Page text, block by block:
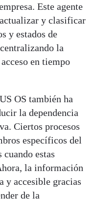
Este agente
y clasificar
y estados de
la
en tiempo
OS también ha
la dependencia
Ciertos procesos
específicos del
estas
la información
y accesible gracias
de la